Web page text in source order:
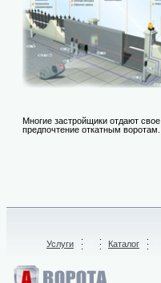
Многие застройщики отдают свое
предпочтение откатным воротам.
Услуги Каталог